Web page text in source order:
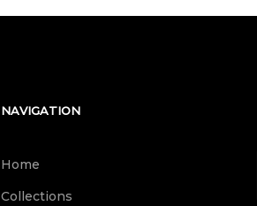
NAVIGATION
Home
Collections